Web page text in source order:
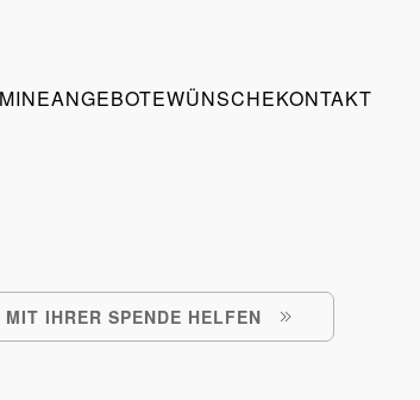
ANGEBOTEWÜNSCHEKONTAKT
IHRER SPENDE HELFEN